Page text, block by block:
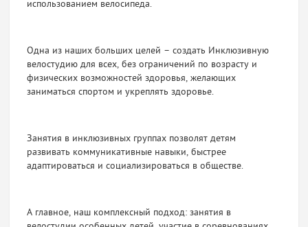
использованием велосипеда.
Одна из наших больших целей – создать Инклюзивную
велостудию для всех, без ограничений по возрасту и
физических возможностей здоровья, желающих
заниматься спортом и укреплять здоровье.
Занятия в инклюзивных группах позволят детям
развивать коммуникативные навыки, быстрее
адаптироваться и социализироваться в обществе.
А главное, наш комплексный подход: занятия в